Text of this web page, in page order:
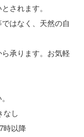
されます。
はなく、天然の自
承ります。お気軽
し
以降